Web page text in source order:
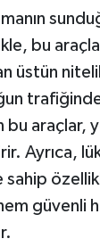
bu
üstün
bu araçlar,
Ayrıca,
hem